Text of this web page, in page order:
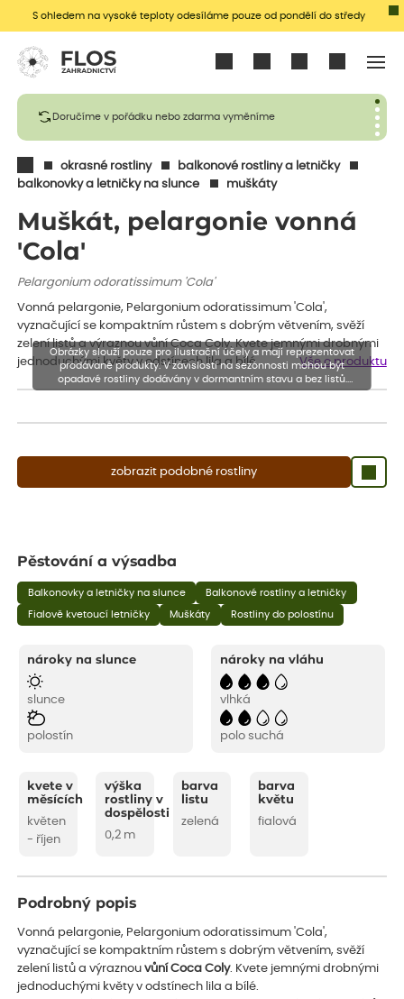
S ohledem na vysoké teploty odesíláme pouze od pondělí do středy
Doručíme v pořádku nebo zdarma vyměníme
okrasné rostliny
balkonové rostliny a letničky
balkonovky a letničky na slunce
muškáty
Muškát, pelargonie vonná
'Cola'
Pelargonium odoratissimum 'Cola'
Vonná pelargonie, Pelargonium odoratissimum 'Cola',
vyznačující se kompaktním růstem s dobrým větvením, svěží
zelení listů a výraznou vůní Coca Coly. Kvete jemnými drobnými
jednoduchými květy v odstínech lila a bílé…
Vše o produktu
zobrazit podobné rostliny
Obrázky slouží pouze pro ilustrační účely a mají reprezentovat
prodávané produkty. V závislosti na sezónnosti mohou být
opadavé rostliny dodávány v dormantním stavu a bez listů.
Rostliny mohou být také sestřiženy níže, než je uvedená výška,
Pěstování a výsadba
Balkonovky a letničky na slunce Balkonové rostliny a letničky
Fialově kvetoucí letničky Muškáty Rostliny do polostínu
nároky na slunce
slunce
polostín
nároky na vláhu
vlhká
polo suchá
kvete v
měsících
květen
- říjen
výška
rostliny v
dospělosti
0,2 m
barva
listu
zelená
barva
květu
fialová
Podrobný popis
Vonná pelargonie, Pelargonium odoratissimum 'Cola',
vyznačující se kompaktním růstem s dobrým větvením, svěží
zelení listů a výraznouvůní Coca Coly. Kvete jemnými drobnými
jednoduchými květy v odstínech lila a bílé.